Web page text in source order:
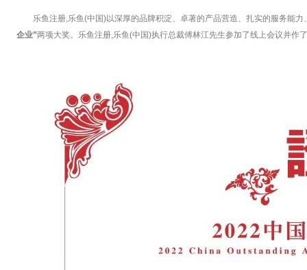
乐鱼注册,乐鱼(中国)以深厚的品牌积淀、卓著的产品营造、扎实的服务能
企业”两项大奖。乐鱼注册,乐鱼(中国)执行总裁傅林江先生参加了线上会议并作